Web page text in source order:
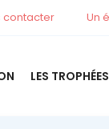
contacter Un
LES TROPHÉES